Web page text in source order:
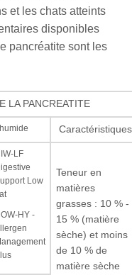
et les chats atteints
disponibles
pancréatite sont les
LA PANCREATITE
Caractéristiques
LF
Low
HY -
Teneur en
matières
grasses : 10 % -
15 % (matière
sèche) et moins
de 10 % de
matière sèche